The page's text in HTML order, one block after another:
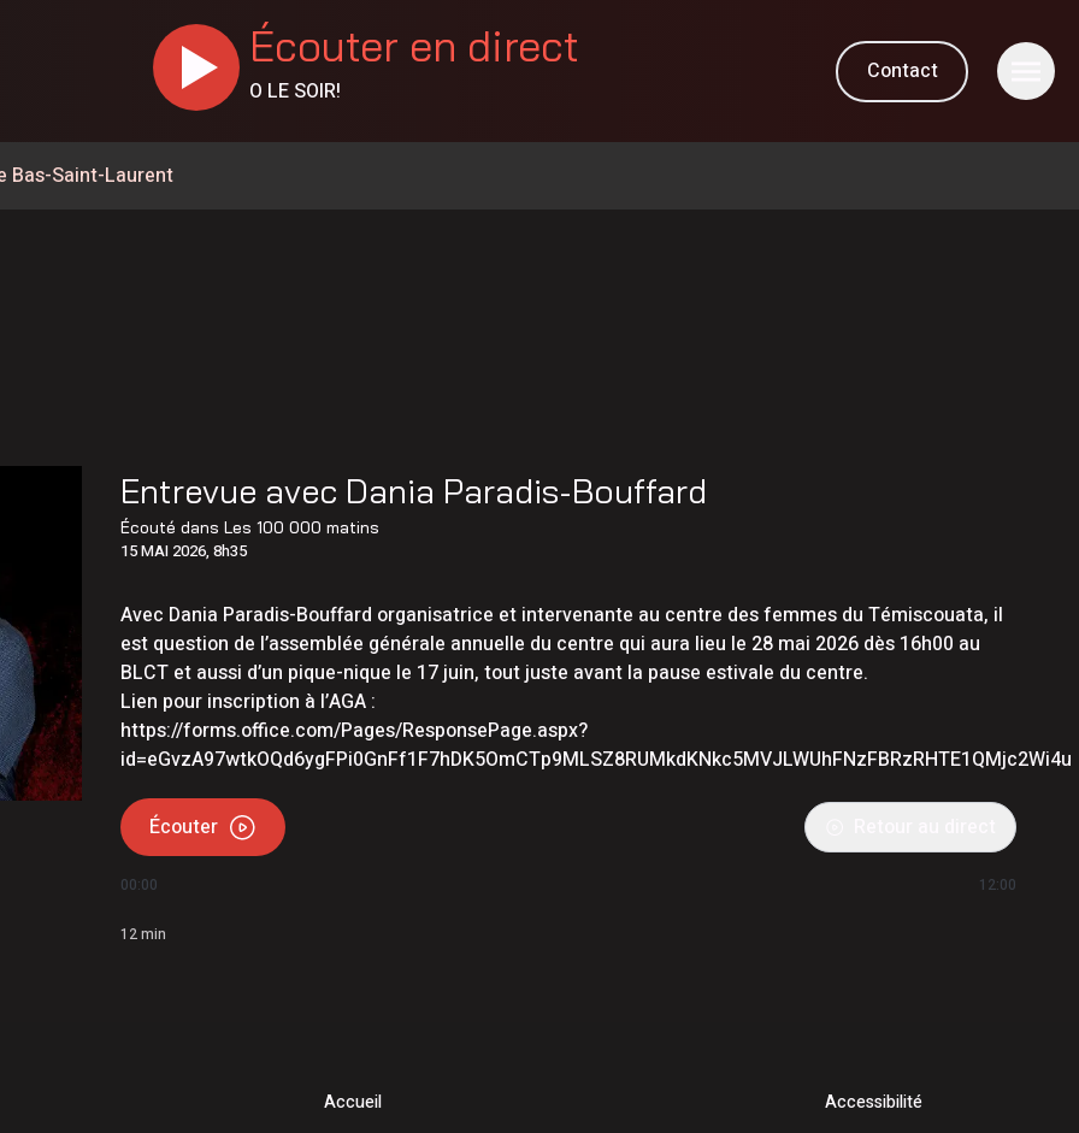
Écouter en direct
O LE SOIR!
Contact
Bas-Saint-Laurent
l’Opération nationale concertée en sécurité nautique de
du Carrefour d’initiatives populaire
de feux de forêt en juillet au Québec
Société portuaire du Bas-Saint-Laurent et de la Gaspésie
conserve son avance dans les intentions de vote
296 à Lac-des-Aigles
Entrevue avec Dania Paradis-Bouffard
Écouté dans Les 100 000 matins
15 MAI 2026, 8h35
Avec Dania Paradis-Bouffard organisatrice et intervenante au centre des femmes du Témiscouata, il
est question de l’assemblée générale annuelle du centre qui aura lieu le 28 mai 2026 dès 16h00 au
BLCT et aussi d’un pique-nique le 17 juin, tout juste avant la pause estivale du centre.
Lien pour inscription à l’AGA :
https://forms.office.com/Pages/ResponsePage.aspx?
id=eGvzA97wtkOQd6ygFPi0GnFf1F7hDK5OmCTp9MLSZ8RUMkdKNkc5MVJLWUhFNzFBRzRHTE1QMjc2Wi4u
Écouter
00:00 12:00
12min
Accueil
Accessibilité